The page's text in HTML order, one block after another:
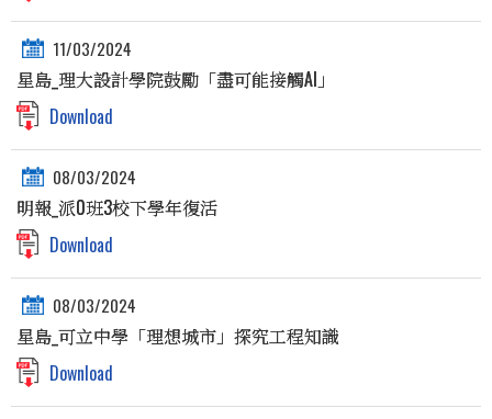
11/03/2024
星島_理大設計學院鼓勵「盡可能接觸AI」
Download
08/03/2024
明報_派0班3校下學年復活
Download
08/03/2024
星島_可立中學「理想城市」探究工程知識
Download